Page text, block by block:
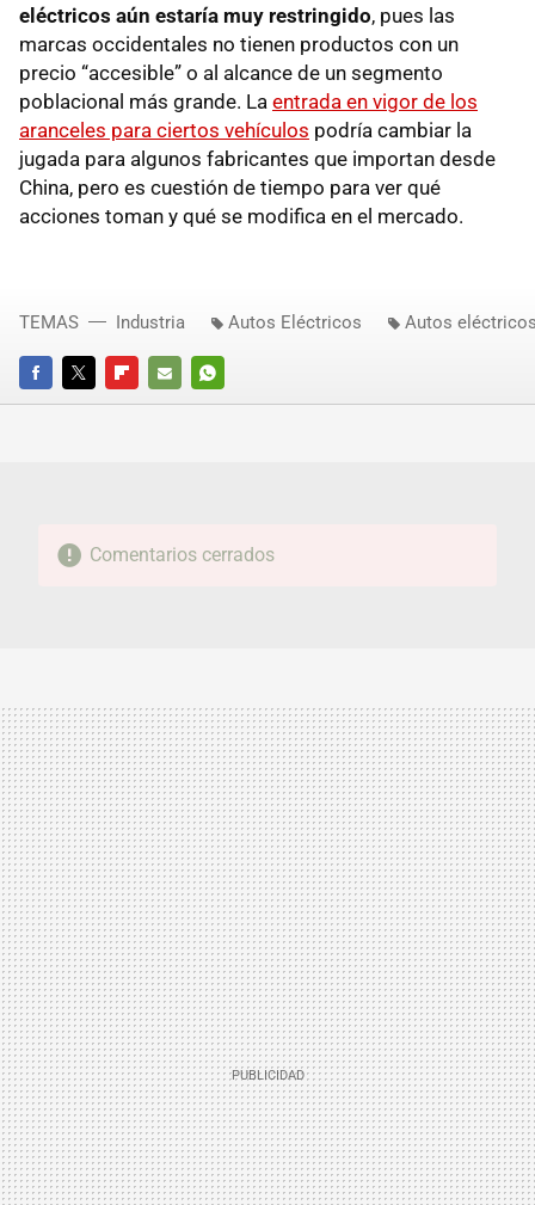
eléctricos aún estaría muy restringido, pues las
marcas occidentales no tienen productos con un
precio “accesible” o al alcance de un segmento
poblacional más grande. La entrada en vigor de los
aranceles para ciertos vehículos podría cambiar la
jugada para algunos fabricantes que importan desde
China, pero es cuestión de tiempo para ver qué
acciones toman y qué se modifica en el mercado.
FACEBOOKTWITTERFLIPBOARD
E-
WHATSAPP
TEMAS Industria Autos Eléctricos Autos
Comentarios cerrados